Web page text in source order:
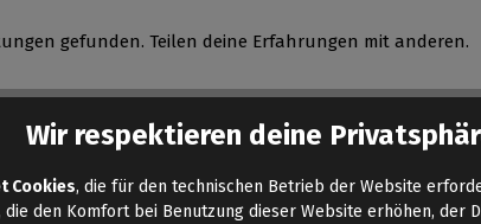
gefunden. Teilen deine Erfahrungen mit anderen.
Wir respektieren deine
Cookies, die für den technischen Betrieb der Website
die den Komfort bei Benutzung dieser Website erhöhen, der